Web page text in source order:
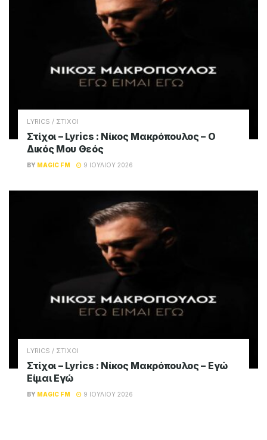
LYRICS / ΣΤΙΧΟΙ
Στίχοι – Lyrics : Νίκος Μακρόπουλος – Θα
Την Κάψω Την Πόλη
BY MAGIC FM 9 ΙΟΥΛΊΟΥ 2026
LYRICS / ΣΤΙΧΟΙ
Στίχοι – Lyrics : Νίκος Μακρόπουλος –
Πάντα Θα Σου Λείπω
BY MAGIC FM 9 ΙΟΥΛΊΟΥ 2026